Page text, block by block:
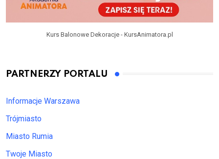
Kurs Balonowe Dekoracje - KursAnimatora.pl
PARTNERZY PORTALU
Informacje Warszawa
Trójmiasto
Miasto Rumia
Twoje Miasto